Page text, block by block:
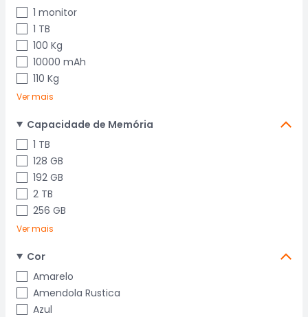
1 monitor
1 TB
100 Kg
10000 mAh
110 Kg
Ver mais
Capacidade de Memória
1 TB
128 GB
192 GB
2 TB
256 GB
Ver mais
Cor
Amarelo
Amendola Rustica
Azul